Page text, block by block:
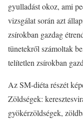
gyulladást okoz, ami
vizsgálat során azt
zsírokban gazdag
tünetekről számoltak
telítetlen zsírokban
Az SM-diéta részét
Zöldségek:
gyökérzöldségek,